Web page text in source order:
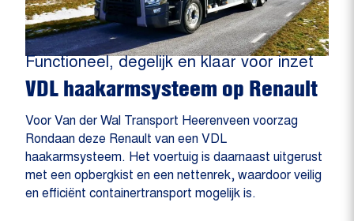
Functioneel, degelijk en klaar voor inzet
VDL haakarmsysteem op Renault
Voor Van der Wal Transport Heerenveen voorzag
Rondaan deze Renault van een VDL
haakarmsysteem. Het voertuig is daarnaast uitgerust
met een opbergkist en een nettenrek, waardoor veilig
en efficiënt containertransport mogelijk is.